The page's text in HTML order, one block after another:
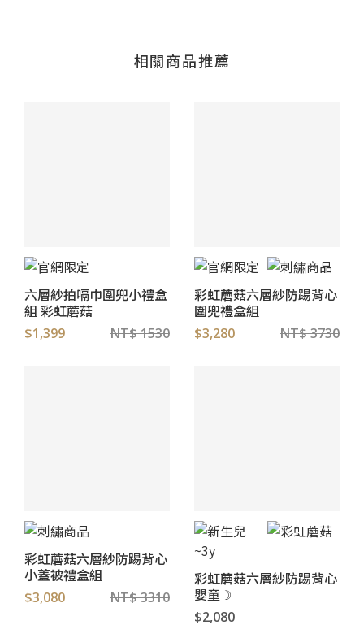
相關商品推薦
六層紗拍嗝巾圍兜小禮盒
組 彩虹蘑菇
$1,399 NT$ 1530
彩虹蘑菇六層紗防踢背心
圍兜禮盒組
$3,280 NT$ 3730
彩虹蘑菇六層紗防踢背心
小蓋被禮盒組
$3,080 NT$ 3310
彩虹蘑菇六層紗防踢背心
嬰童☽
$2,080